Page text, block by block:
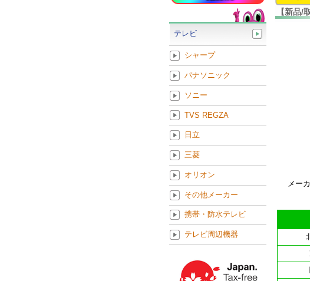
【新品/
メー
テレビ
シャープ
パナソニック
ソニー
TVS REGZA
日立
三菱
オリオン
その他メーカー
携帯・防水テレビ
テレビ周辺機器